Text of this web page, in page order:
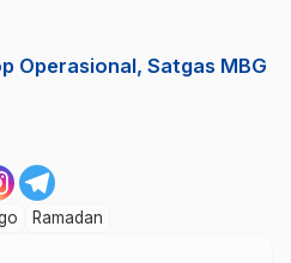
Operasional, Satgas MBG
Ramadan